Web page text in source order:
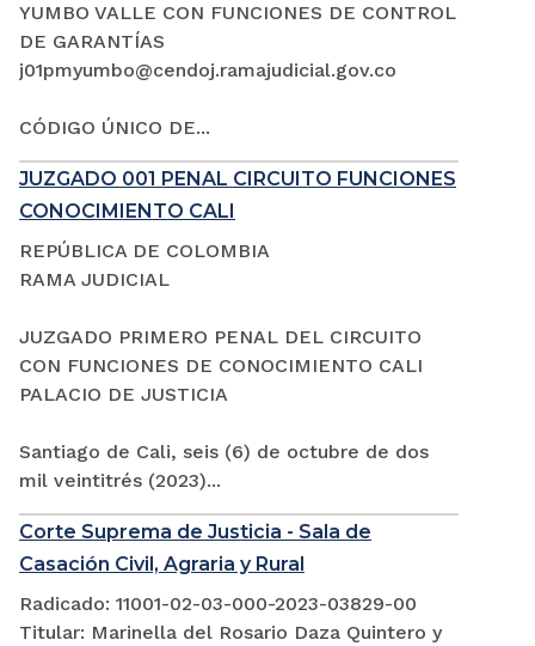
YUMBO VALLE CON FUNCIONES DE CONTROL
DE GARANTÍAS
j01pmyumbo@cendoj.ramajudicial.gov.co
CÓDIGO ÚNICO DE...
JUZGADO 001 PENAL CIRCUITO FUNCIONES
CONOCIMIENTO CALI
REPÚBLICA DE COLOMBIA
RAMA JUDICIAL
JUZGADO PRIMERO PENAL DEL CIRCUITO
CON FUNCIONES DE CONOCIMIENTO CALI
PALACIO DE JUSTICIA
Santiago de Cali, seis (6) de octubre de dos
mil veintitrés (2023)...
Corte Suprema de Justicia - Sala de
Casación Civil, Agraria y Rural
Radicado: 11001-02-03-000-2023-03829-00
Titular: Marinella del Rosario Daza Quintero y